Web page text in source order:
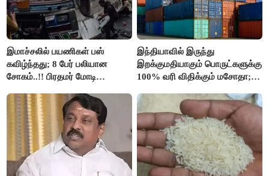
இமாச்சலில் பயணிகள் பஸ்
கவிழ்ந்தது; 8 பேர் பலியான
சோகம்..!! பிரதமர் மோடி
இந்தியாவில் இருந்து
இறக்குமதியாகும் பொருட்களுக்கு
100% வரி விதிக்கும் மசோதா;